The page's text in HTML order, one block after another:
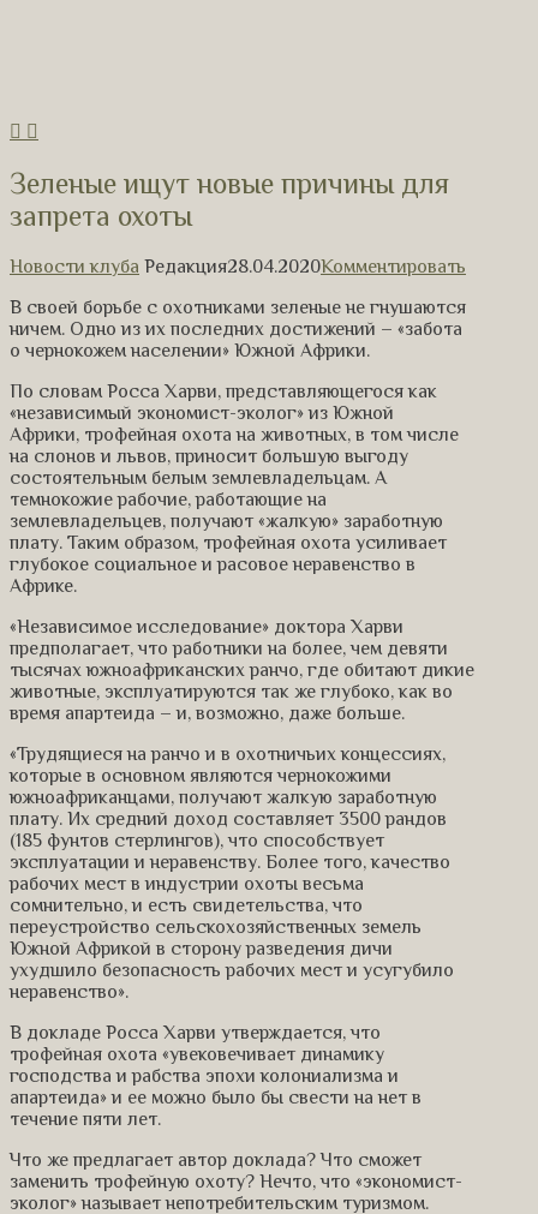
Зеленые ищут новые причины для
запрета охоты
Новости клуба Редакция28.04.2020Комментировать
В своей борьбе с охотниками зеленые не гнушаются
ничем. Одно из их последних достижений – «забота
о чернокожем населении» Южной Африки.
По словам Росса Харви, представляющегося как
«независимый экономист-эколог» из Южной
Африки, трофейная охота на животных, в том числе
на слонов и львов, приносит большую выгоду
состоятельным белым землевладельцам. А
темнокожие рабочие, работающие на
землевладельцев, получают «жалкую» заработную
плату. Таким образом, трофейная охота усиливает
глубокое социальное и расовое неравенство в
Африке.
«Независимое исследование» доктора Харви
предполагает, что работники на более, чем девяти
тысячах южноафриканских ранчо, где обитают дикие
животные, эксплуатируются так же глубоко, как во
время апартеида – и, возможно, даже больше.
«Трудящиеся на ранчо и в охотничьих концессиях,
которые в основном являются чернокожими
южноафриканцами, получают жалкую заработную
плату. Их средний доход составляет 3500 рандов
(185 фунтов стерлингов), что способствует
эксплуатации и неравенству. Более того, качество
рабочих мест в индустрии охоты весьма
сомнительно, и есть свидетельства, что
переустройство сельскохозяйственных земель
Южной Африкой в ​​сторону разведения дичи
ухудшило безопасность рабочих мест и усугубило
неравенство».
В докладе Росса Харви утверждается, что
трофейная охота «увековечивает динамику
господства и рабства эпохи колониализма и
апартеида» и ее можно было бы свести на нет в
течение пяти лет.
Что же предлагает автор доклада? Что сможет
заменить трофейную охоту? Нечто, что «экономист-
эколог» называет непотребительским туризмом.